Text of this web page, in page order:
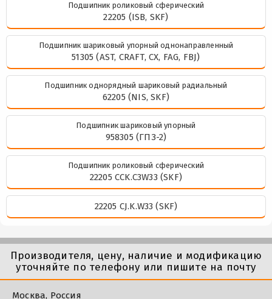
Подшипник роликовый сферический
22205 (ISB, SKF)
Подшипник шариковый упорный однонаправленный
51305 (AST, CRAFT, CX, FAG, FBJ)
Подшипник однорядный шариковый радиальный
62205 (NIS, SKF)
Подшипник шариковый упорный
958305 (ГПЗ-2)
Подшипник роликовый сферический
22205 CCK.C3W33 (SKF)
22205 CJ.K.W33 (SKF)
Производителя, цену, наличие и модификацию
уточняйте по телефону или пишите на почту
Москва, Россия